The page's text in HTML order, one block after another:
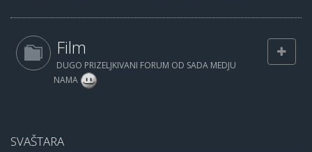
Film
DUGO PRIZELJKIVANI FORUM OD SADA MEDJU
NAMA
SVAŠTARA